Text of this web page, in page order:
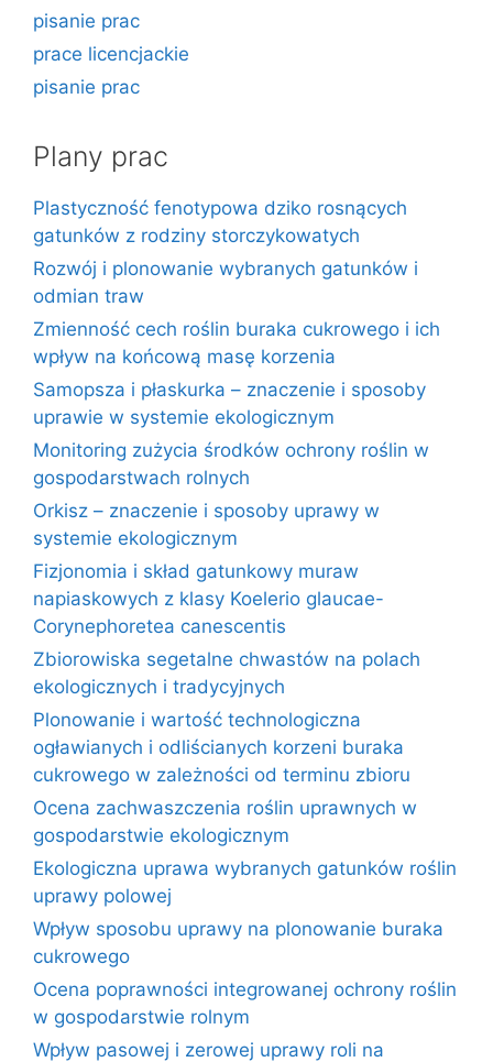
pisanie prac
prace licencjackie
pisanie prac
Plany prac
Plastyczność fenotypowa dziko rosnących
gatunków z rodziny storczykowatych
Rozwój i plonowanie wybranych gatunków i
odmian traw
Zmienność cech roślin buraka cukrowego i ich
wpływ na końcową masę korzenia
Samopsza i płaskurka – znaczenie i sposoby
uprawie w systemie ekologicznym
Monitoring zużycia środków ochrony roślin w
gospodarstwach rolnych
Orkisz – znaczenie i sposoby uprawy w
systemie ekologicznym
Fizjonomia i skład gatunkowy muraw
napiaskowych z klasy Koelerio glaucae-
Corynephoretea canescentis
Zbiorowiska segetalne chwastów na polach
ekologicznych i tradycyjnych
Plonowanie i wartość technologiczna
ogławianych i odliścianych korzeni buraka
cukrowego w zależności od terminu zbioru
Ocena zachwaszczenia roślin uprawnych w
gospodarstwie ekologicznym
Ekologiczna uprawa wybranych gatunków roślin
uprawy polowej
Wpływ sposobu uprawy na plonowanie buraka
cukrowego
Ocena poprawności integrowanej ochrony roślin
w gospodarstwie rolnym
Wpływ pasowej i zerowej uprawy roli na